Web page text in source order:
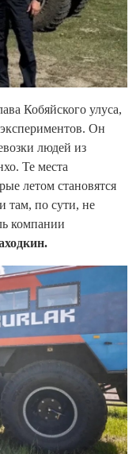
Кобяйского улуса,
экспериментов. Он
людей из
Те места
летом становятся
там, по сути, не
компании